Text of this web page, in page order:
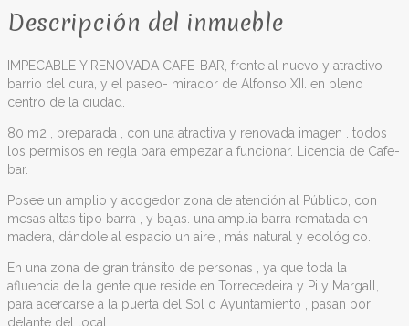
Descripción del inmueble
IMPECABLE Y RENOVADA CAFE-BAR, frente al nuevo y atractivo
barrio del cura, y el paseo- mirador de Alfonso XII. en pleno
centro de la ciudad.
80 m2 , preparada , con una atractiva y renovada imagen . todos
los permisos en regla para empezar a funcionar. Licencia de Cafe-
bar.
Posee un amplio y acogedor zona de atención al Público, con
mesas altas tipo barra , y bajas. una amplia barra rematada en
madera, dándole al espacio un aire , más natural y ecológico.
En una zona de gran tránsito de personas , ya que toda la
afluencia de la gente que reside en Torrecedeira y Pi y Margall,
para acercarse a la puerta del Sol o Ayuntamiento , pasan por
delante del local.